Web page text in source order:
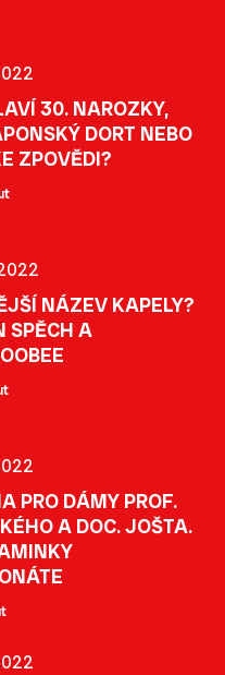
30. NAROZKY,
DORT NEBO
ZPOVĚDI?
NÁZEV KAPELY?
SPĚCH A
PRO DÁMY PROF.
A DOC. JOŠTA.